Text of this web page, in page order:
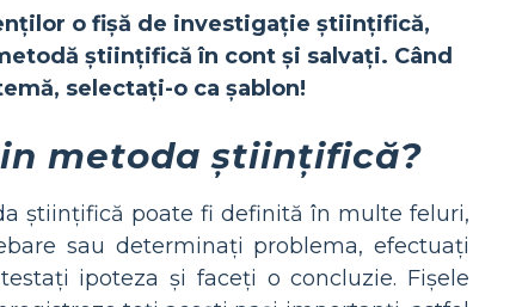
o fișă de investigație științifică,
științifică în cont și salvați. Când
selectați-o ca șablon!
metoda științifică?
științifică poate fi definită în multe feluri,
sau determinați problema, efectuați
ipoteza și faceți o concluzie. Fișele